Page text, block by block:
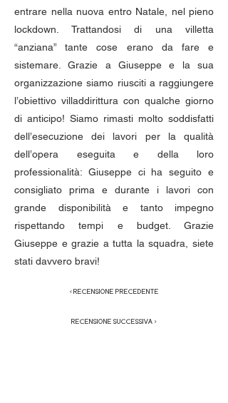
entrare nella nuova entro Natale, nel pieno
lockdown. Trattandosi di una villetta
“anziana” tante cose erano da fare e
sistemare. Grazie a Giuseppe e la sua
organizzazione siamo riusciti a raggiungere
l’obiettivo villaddirittura con qualche giorno
di anticipo! Siamo rimasti molto soddisfatti
dell’esecuzione dei lavori per la qualità
dell’opera eseguita e della loro
professionalità: Giuseppe ci ha seguito e
consigliato prima e durante i lavori con
grande disponibilità e tanto impegno
rispettando tempi e budget. Grazie
Giuseppe e grazie a tutta la squadra, siete
stati davvero bravi!
< RECENSIONE PRECEDENTE
RECENSIONE SUCCESSIVA >